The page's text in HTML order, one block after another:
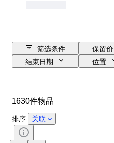
筛选条件 保留价
结束日期
位置
签名
带配件
1630件物品
排序 关联